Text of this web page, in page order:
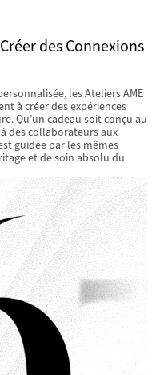
des Connexions
les Ateliers AME
à créer des expériences
Qu’un cadeau soit conçu au
des collaborateurs aux
guidée par les mêmes
et de soin absolu du